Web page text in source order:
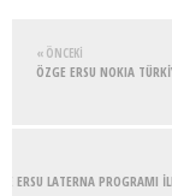
« ÖNCEKI
ÖZGE ERSU NOKIA
ERSU LATERNA PROGRAMI